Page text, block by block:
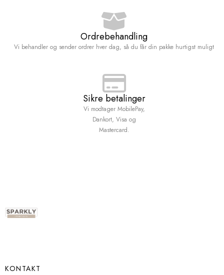
Ordrebehandling
Vi behandler og sender ordrer hver dag, så du får din pakke hurtigst muligt
Sikre betalinger
Vi modtager MobilePay,
Dankort, Visa og
Mastercard.
KONTAKT